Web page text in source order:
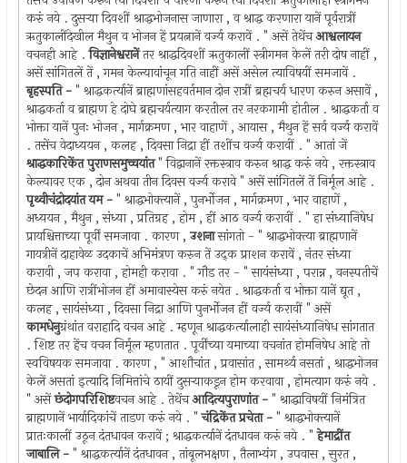
करुं नये . दुसर्‍या दिवशीं श्राद्धभोजनास जाणारा , व श्राद्ध करणारा यानें पूर्वरात्रीं
ऋतुकालींदेखील मैथुन व भोजन हें प्रयत्नानें वर्ज्य करावें . " असें तेथेंचआश्वलायन
वचनही आहे .विज्ञानेश्वरानेंतर श्राद्धदिवशीं ऋतुकालीं स्त्रीगमन केलें तरी दोष नाहीं ,
असें सांगितलें तें , गमन केल्यावांचून गति नाहीं असें असेल त्याविषयीं समजावें .
बृहस्पति -" श्राद्धकर्त्यानें ब्राह्मणांसहवर्तमान दोन रात्रीं ब्रह्मचर्य धारण करुन असावें ,
श्राद्धकर्ता व ब्राह्मण हे दोघे ब्रह्मचर्यत्याग करतील तर नरकगामी होतील . श्राद्धकर्ता व
भोक्ता यानें पुनः भोजन , मार्गक्रमण , भार वाहाणें , आयास , मैथुन हें सर्व वर्ज्य करावें
. तसेंच वेदाध्ययन , कलह , दिवसा निद्रा हीं तशींच वर्ज्य करावीं . " आतां जें
श्राद्धकारिकेंत पुराणसमुच्चयांत" विद्वानानें रक्तस्त्राव करुन श्राद्ध करुं नये , रक्तस्त्राव
केल्यावर एक , दोन अथवा तीन दिवस वर्ज्य करावे " असें सांगितलें तें निर्मूल आहे .
पृथ्वीचंद्रोदयांत यम -" श्राद्धभोक्त्यानें , पुनर्भोजन , मार्गक्रमण , भार वाहाणें ,
अध्ययन , मैथुन , संध्या , प्रतिग्रह , होम , हीं आठ वर्ज्य करावीं . " हा संध्यानिषेध
प्रायश्चित्ताच्या पूर्वीं समजावा . कारण ,उशनासांगतो - " श्राद्धभोक्त्या ब्राह्मणानें
गायत्रीनें दाहावेळ उदकाचें अभिमंत्रण करुन तें उद्क प्राशन करावें , नंतर संध्या
करावी , जप करावा , होमही करावा . " गौड तर - " सायंसंध्या , परान्न , वनस्पतीचें
छेदन आणि रात्रींभोजन हीं अमावास्येस करुं नयेत . श्राद्धकर्ता व भोक्ता यानें द्यूत ,
कलह , सायंसंध्या , दिवसा निद्रा आणि पुनर्भोजन हीं वर्ज्य करावीं " असें
कामधेनुग्रंथांत वराहादि वचन आहे . म्हणून श्राद्धकर्त्यालाही सायंसंध्यानिषेध सांगतात
. शिष्ट तर हेंच वचन निर्मूल म्हणतात . पूर्वींच्या यमाच्या वचनांत होमनिषेध आहे तो
स्वविषयक समजावा . कारण , " आशौचांत , प्रवासांत , सामर्थ्य नसतां , श्राद्धभोजन
केलें असतां इत्यादि निमित्तांचे ठायीं दुसर्‍याकडून होम करवावा , होमत्याग करुं नये .
" असेंछंदोगपरिशिष्टवचन आहे . तेथेंचआदित्यपुराणांत -" श्राद्धाविषयीं निमंत्रित
ब्राह्मणानें भार्यादिकांचें ताडण करुं नये . "चंद्रिकेंत प्रचेता -" श्राद्धभोक्त्यानें
प्रातःकालीं उठून दंतधावन करावें ; श्राद्धकर्त्यानें दंतधावन करुं नये . "हेमाद्रींत
जाबालि -" श्राद्धकर्त्यानें दंतधावन , तांबूलभक्षण , तैलाभ्यंग , उपवास , सुरत ,